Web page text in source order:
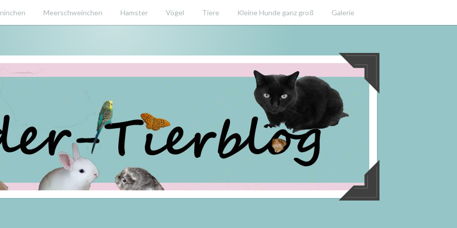
Meerschweinchen Hamster Vögel Tiere Kleine Hunde ganz groß Galerie